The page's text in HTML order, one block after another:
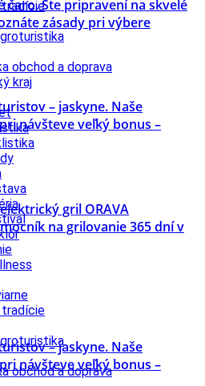
tradície
obchod a doprava
kraj
tradície
obchod a doprava
čaro. Ste pripravení na skvelé
zásady pri výbere
– jaskyne. Naše
návšteve veľký bonus –
gril ORAVA
na grilovanie 365 dní v
– jaskyne. Naše
návšteve veľký bonus –